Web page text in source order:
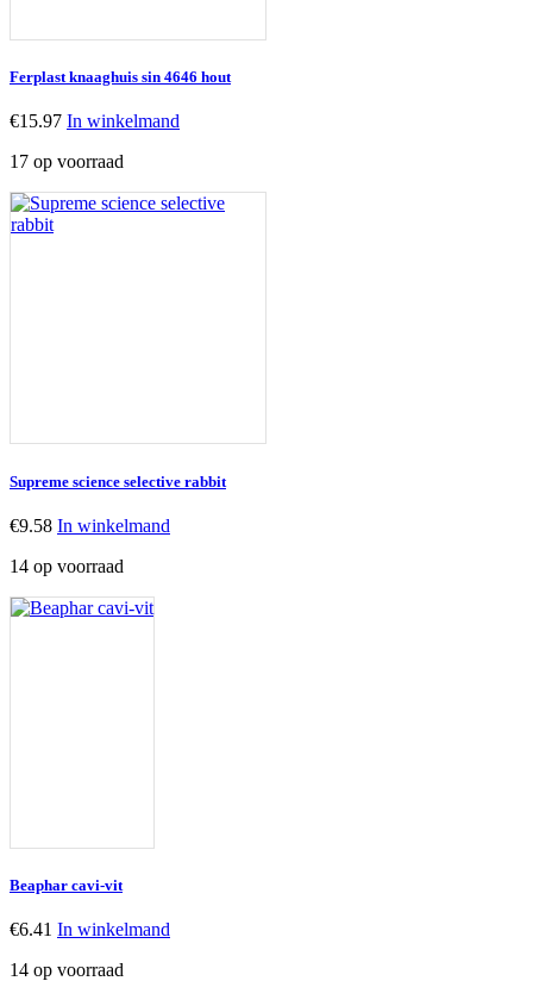
Ferplast knaaghuis sin 4646 hout
€15.97 In winkelmand
17 op voorraad
Supreme science selective rabbit
€9.58 In winkelmand
14 op voorraad
Beaphar cavi-vit
€6.41 In winkelmand
14 op voorraad